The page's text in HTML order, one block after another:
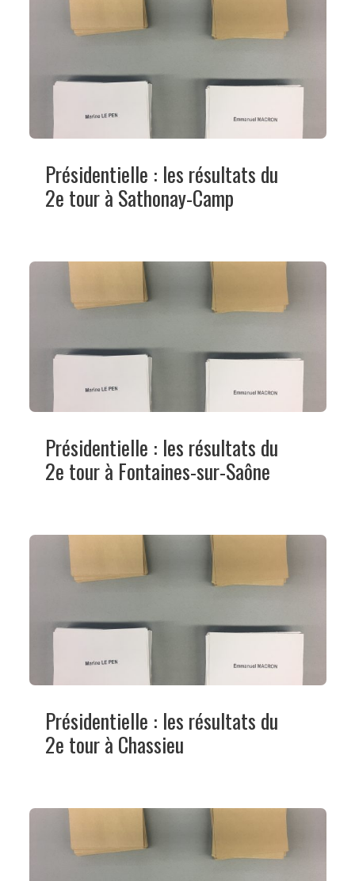
Présidentielle : les résultats du
2e tour à Sathonay-Camp
Présidentielle : les résultats du
2e tour à Fontaines-sur-Saône
Présidentielle : les résultats du
2e tour à Chassieu